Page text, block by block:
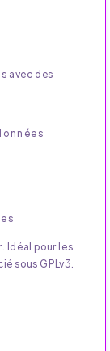
avec des
Idéal pour les
sous GPLv3.